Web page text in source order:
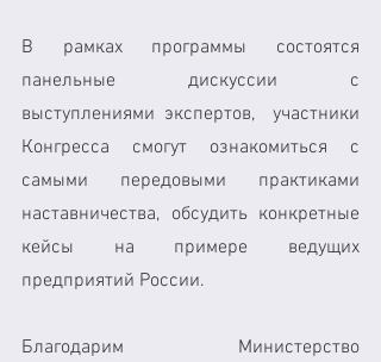
В рамках программы состоятся
панельные дискуссии с
выступлениями экспертов,  участники
Конгресса смогут ознакомиться с
самыми передовыми практиками
наставничества, обсудить конкретные
кейсы на примере ведущих
предприятий России.
Благодарим Министерство